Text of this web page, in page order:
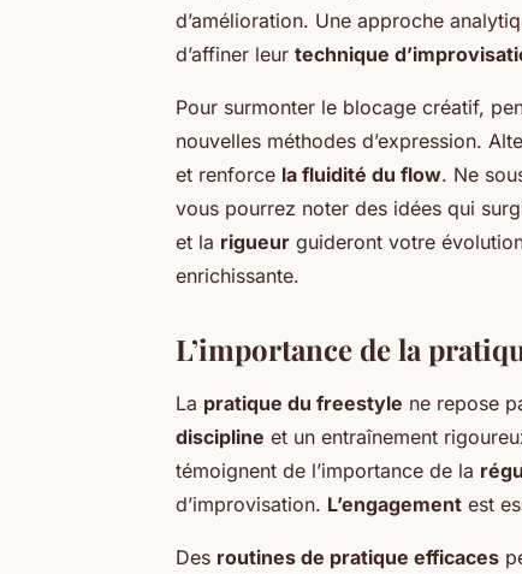
d’amélioration. Une approche
d’affiner leur technique
Pour surmonter le blocage créatif,
nouvelles méthodes d’expression.
et renforce la fluidité du flow. Ne
vous pourrez noter des idées qui
et la rigueur guideront votre
enrichissante.
L’importance de la
La pratique du freestyle ne repose
discipline et un entraînement
témoignent de l’importance de la
d’improvisation. L’engagement est
Des routines de pratique efficaces